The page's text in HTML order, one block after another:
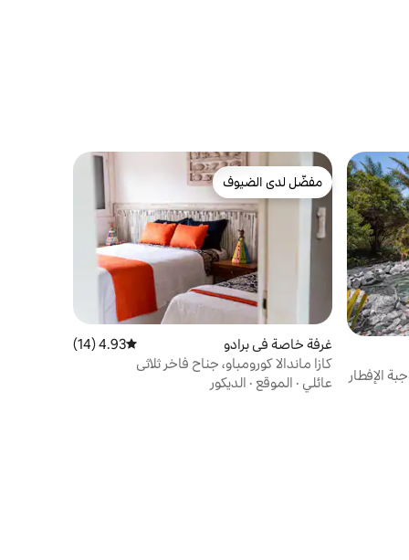
الإفطار
مفضّل لدى الضيوف
مفضّل لدى الضيوف
غرفة خاصة في برادو متوسط التقييم 4.93 من 5، 14 مراجعات
4.93 (14)
كازا ماندالا كورومباو، جناح فاخر ثلاثي
عائلي · الموقع · الديكور